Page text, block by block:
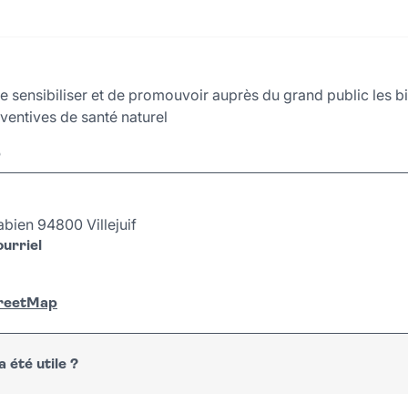
sensibiliser et de promouvoir auprès du grand public les
de santé naturel
94800 Villejuif
été utile ?